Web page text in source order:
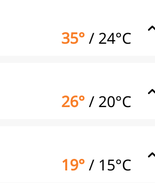
35°/ 24°C
26°/ 20°C
19°/ 15°C